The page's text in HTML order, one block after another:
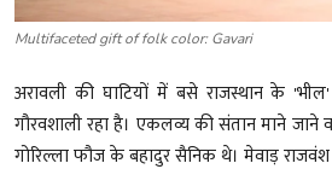
शायरी
ग़ज़ल
Multifaceted gift of folk color: Gavari
अरावली की घाटियों में बसे राजस्थान के
गौरवशाली रहा है। एकलव्य की संतान माने जाने
गोरिल्ला फौज के बहादुर सैनिक थे। मेवाड़